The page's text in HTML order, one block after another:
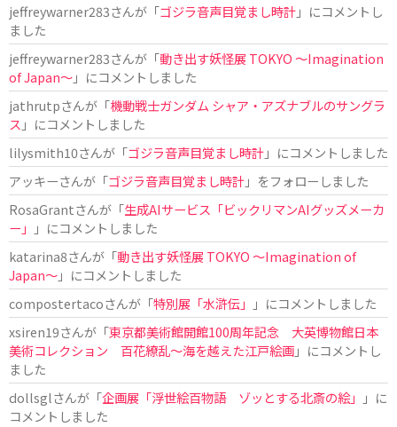
jeffreywarner283さんが「ゴジラ音声目覚まし時計」にコメントし
ました
jeffreywarner283さんが「動き出す妖怪展 TOKYO 〜Imagination
of Japan〜」にコメントしました
jathrutpさんが「機動戦士ガンダム シャア・アズナブルのサングラ
ス 」にコメントしました
lilysmith10さんが「ゴジラ音声目覚まし時計」にコメントしました
アッキーさんが「ゴジラ音声目覚まし時計」をフォローしました
RosaGrantさんが「生成AIサービス「ビックリマンAIグッズメーカ
ー」
」にコメントしました
katarina8さんが「動き出す妖怪展 TOKYO 〜Imagination of
Japan〜」にコメントしました
compostertacoさんが「特別展「水滸伝」
」にコメントしました
xsiren19さんが「東京都美術館開館100周年記念 大英博物館日本
美術コレクション 百花繚乱～海を越えた江戸絵画」にコメントし
ました
dollsglさんが「企画展「浮世絵百物語 ゾッとする北斎の絵」
」に
コメントしました